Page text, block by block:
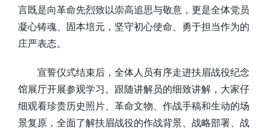
言既是向革命先烈致以崇高追思与敬意，更是全体党员
凝心铸魂、固本培元，坚守初心使命、勇于担当作为的
庄严表态。
宣誓仪式结束后，全体人员有序走进扶眉战役纪念
馆展厅开展参观学习。跟随讲解员的细致讲解，大家仔
细观看珍贵历史照片、革命文物、作战手稿和生动的场
景复原，全面了解扶眉战役的作战背景、战略部署、战